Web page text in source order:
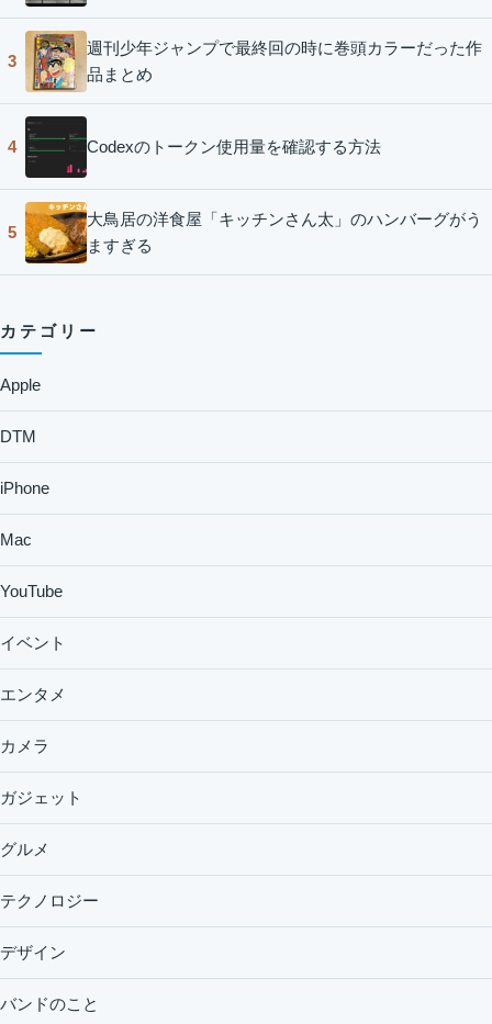
3
週刊少年ジャンプで最終回の時に巻頭カラーだった作
品まとめ
4 Codexのトークン使用量を確認する方法
5
大鳥居の洋食屋「キッチンさん太」のハンバーグがう
ますぎる
カテゴリー
Apple
DTM
iPhone
Mac
YouTube
イベント
エンタメ
カメラ
ガジェット
グルメ
テクノロジー
デザイン
バンドのこと